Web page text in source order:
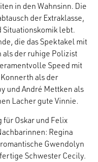
in den Wahnsinn. Die
der Extraklasse,
lebt.
die das Spektakel mit
als der ruhige Polizist
Speed mit
als der
und André Mettken als
Lacher gute Vinnie.
Oskar und Felix
Regina
Gwendolyn
Schwester Cecily.